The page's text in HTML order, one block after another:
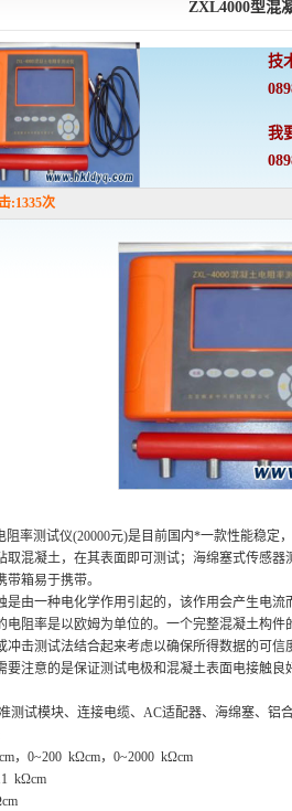
ZXL4000型混
技
我
:1335次
阻率测试仪(20000元)是目前国内*一款性能稳定
取混凝土，在其表面即可测试；海绵塞式传感
带箱易于携带。
是由一种电化学作用引起的，该作用会产生电
电阻率是以欧姆为单位的。一个完整混凝土构
冲击测试法结合起来考虑以确保所得数据的可
要注意的是保证测试电极和混凝土表面电接触良
测试模块、连接电缆、AC适配器、海绵塞、铝
，0~200 kΩcm，0~2000 kΩcm
kΩcm